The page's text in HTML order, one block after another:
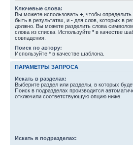
Ключевые слова:
Вы можете использовать + , чтобы
быть в результатах, и - для слов, которых в
должно. Вы можете разделить слова символом
слова из списка. Используйте * в качестве
совпадения.
Поиск по автору:
Используйте * в качестве шаблона.
ПАРАМЕТРЫ ЗАПРОСА
Искать в разделах:
Выберите раздел или разделы, в которых
Поиск в подразделах производится
отключили соответствующую опцию ниже.
Искать в подразделах: